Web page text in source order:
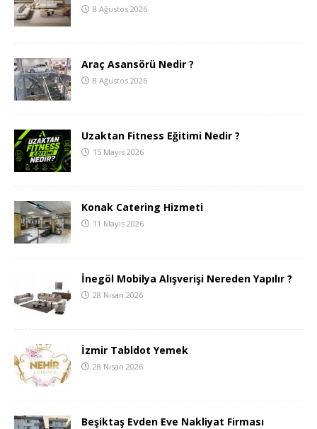
8 Ağustos 2026
Araç Asansörü Nedir ?
8 Ağustos 2026
Uzaktan Fitness Eğitimi Nedir ?
15 Mayıs 2026
Konak Catering Hizmeti
11 Mayıs 2026
İnegöl Mobilya Alışverişi Nereden Yapılır ?
28 Nisan 2026
İzmir Tabldot Yemek
28 Nisan 2026
Beşiktaş Evden Eve Nakliyat Firması